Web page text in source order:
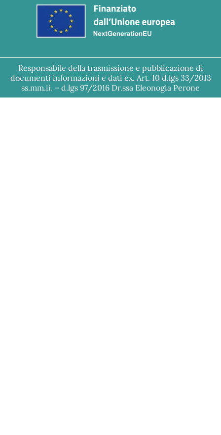
Responsabile della trasmissione e pubblicazione di
documenti informazioni e dati ex. Art. 10 d.lgs 33/2013
ss.mm.ii. – d.lgs 97/2016 Dr.ssa Eleonogia Perone